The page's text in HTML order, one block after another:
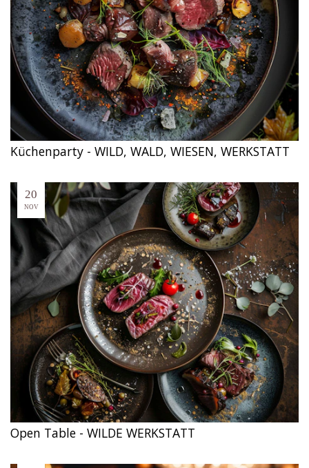
Küchenparty - WILD, WALD, WIESEN, WERKSTATT
20
NOV
Open Table - WILDE WERKSTATT